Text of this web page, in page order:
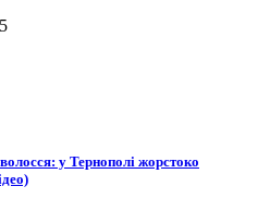
у Тернополі жорстоко